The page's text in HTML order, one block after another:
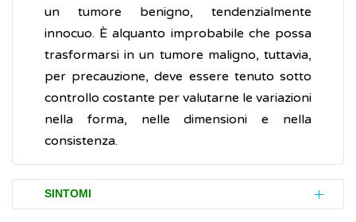
un tumore benigno, tendenzialmente
innocuo. È alquanto improbabile che possa
trasformarsi in un tumore maligno, tuttavia,
per precauzione, deve essere tenuto sotto
controllo costante per valutarne le variazioni
nella forma, nelle dimensioni e nella
consistenza.
SINTOMI